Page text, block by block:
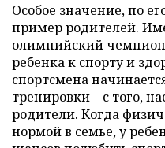
Особое значение, по
пример родителей.
олимпийский
ребенка к спорту и
спортсмена
тренировки – с того,
родители. Когда
нормой в семье, у